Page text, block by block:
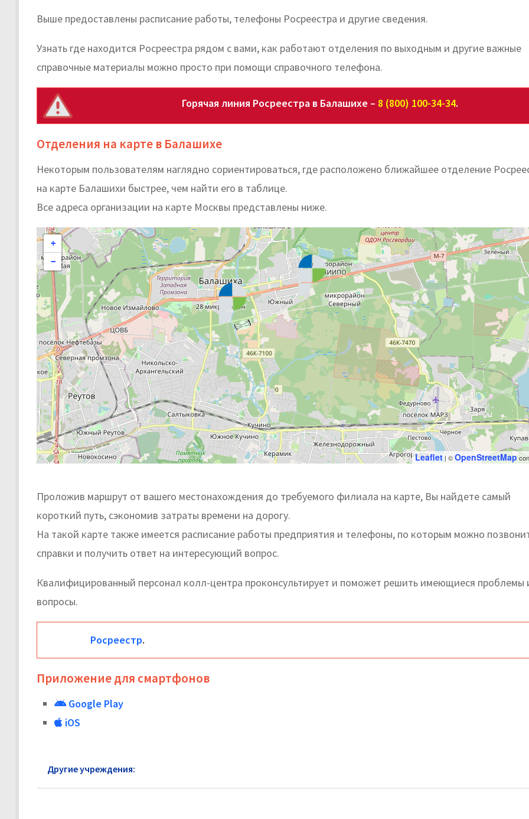
Выше предоставлены расписание работы, телефоны Росреестра и другие сведения.
Узнать где находится Росреестра рядом с вами, как работают отделения по выходным и другие важные
справочные материалы можно просто при помощи справочного телефона.
Горячая линия Росреестра в Балашихе – 8 (800) 100-34-34.
Отделения на карте в Балашихе
Некоторым пользователям наглядно сориентироваться, где расположено ближайшее отделение
на карте Балашихи быстрее, чем найти его в таблице.
Все адреса организации на карте Москвы представлены ниже.
+
−
Leaflet | ©OpenStreetMap
Проложив маршрут от вашего местонахождения до требуемого филиала на карте, Вы найдете самый
короткий путь, сэкономив затраты времени на дорогу.
На такой карте также имеется расписание работы предприятия и телефоны, по которым можно
справки и получить ответ на интересующий вопрос.
Квалифицированный персонал колл-центра проконсультирует и поможет решить имеющиеся проблемы
вопросы.
Росреестр.
Приложение для смартфонов
Google Play
iOS
Другие учреждения: